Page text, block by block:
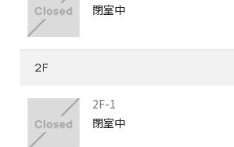
閉室中
2F
2F-1
閉室中